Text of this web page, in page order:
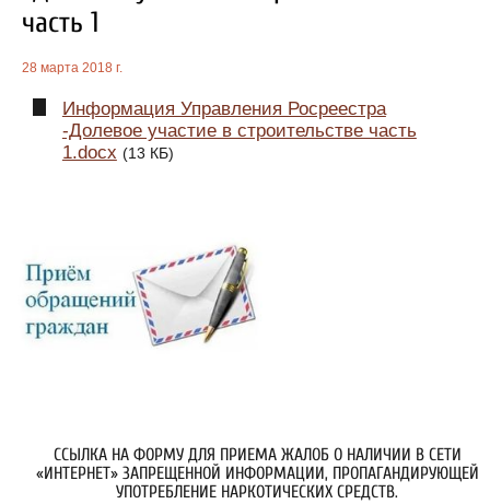
часть 1
28 марта 2018 г.
Информация Управления Росреестра
-Долевое участие в строительстве часть
1.docx (13 КБ)
ССЫЛКА НА ФОРМУ ДЛЯ ПРИЕМА ЖАЛОБ О НАЛИЧИИ В СЕТИ
«ИНТЕРНЕТ» ЗАПРЕЩЕННОЙ ИНФОРМАЦИИ, ПРОПАГАНДИРУЮЩЕЙ
УПОТРЕБЛЕНИЕ НАРКОТИЧЕСКИХ СРЕДСТВ.